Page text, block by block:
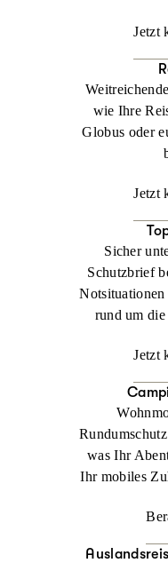
Jetzt
wie Ihre
Globus oder
Jetzt
Sicher
Schutzbrief
rund um
Jetzt
was Ihr
Ihr mobiles